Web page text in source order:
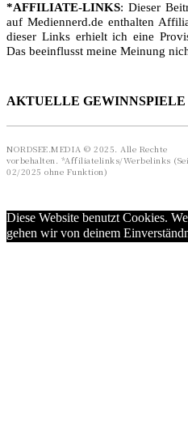
*AFFILIATE-LINKS: Dieser
auf Mediennerd.de enthalten
dieser Links erhielt ich eine
Das beeinflusst meine Meinung
AKTUELLE GEWINNSPIELE
NORDSEE.MEDIA © 2025. Alle Rechte
vorbehalten. *Affiliatelinks/Werbelinks
02/2025 ohne Funktion)
Diese Website benutzt Cookies.
gehen wir von deinem